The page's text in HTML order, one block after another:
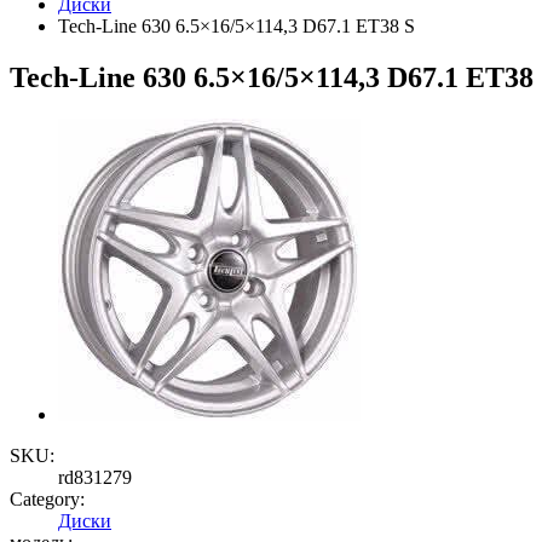
Диски
Tech-Line 630 6.5×16/5×114,3 D67.1 ET38 S
Tech-Line 630 6.5×16/5×114,3 D67.1 ET38
SKU:
rd831279
Category:
Диски